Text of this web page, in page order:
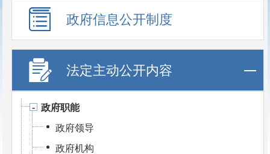
政府信息公开制度
法定主动公开内容
政府职能
政府领导
政府机构